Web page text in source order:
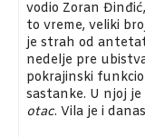
vodio Zoran
to vreme, veliki
je strah od
nedelje pre
pokrajinski
sastanke. U njoj
otac. Vila je i